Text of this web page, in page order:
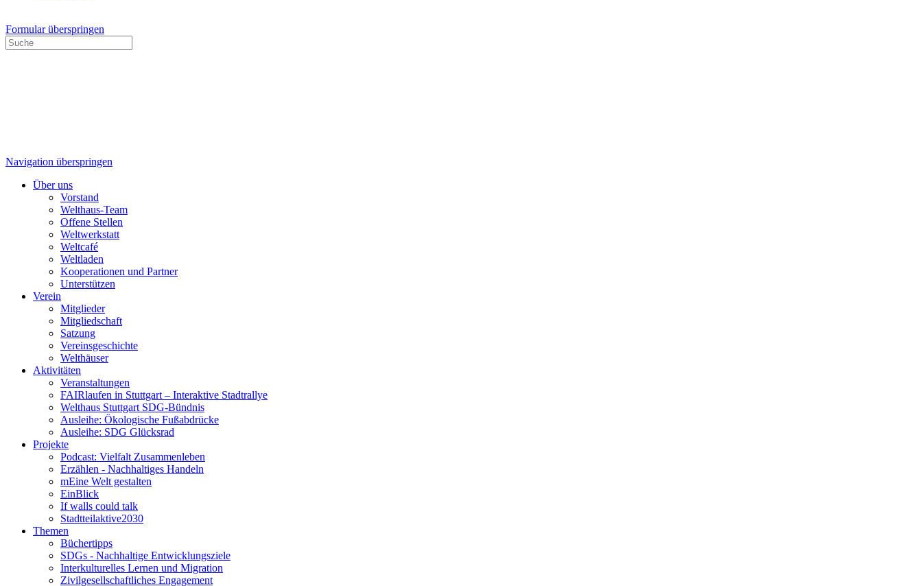
Formular überspringen
Navigation überspringen
Über uns
Vorstand
Welthaus-Team
Offene Stellen
Weltwerkstatt
Weltcafé
Weltladen
Kooperationen und Partner
Unterstützen
Verein
Mitglieder
Mitgliedschaft
Satzung
Vereinsgeschichte
Welthäuser
Aktivitäten
Veranstaltungen
FAIRlaufen in Stuttgart – Interaktive Stadtrallye
Welthaus Stuttgart SDG-Bündnis
Ausleihe: Ökologische Fußabdrücke
Ausleihe: SDG Glücksrad
Projekte
Podcast: Vielfalt Zusammenleben
Erzählen - Nachhaltiges Handeln
mEine Welt gestalten
EinBlick
If walls could talk
Stadtteilaktive2030
Themen
Büchertipps
SDGs - Nachhaltige Entwicklungsziele
Interkulturelles Lernen und Migration
Zivilgesellschaftliches Engagement